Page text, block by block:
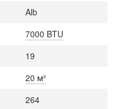
Alb
7000 BTU
19
20 м²
264